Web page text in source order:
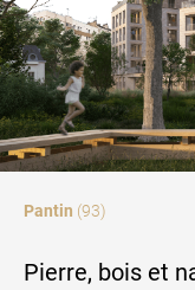
Pantin (93)
Pierre, bois et